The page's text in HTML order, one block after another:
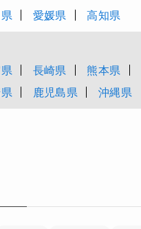
愛媛県 高知県
長崎県
熊本県
鹿児島県 沖縄県